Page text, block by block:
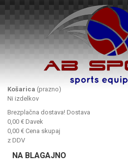
Košarica (prazno)
Ni izdelkov
Brezplačna dostava! Dostava
0,00 € Davek
0,00 € Cena skupaj
z DDV
NA BLAGAJNO